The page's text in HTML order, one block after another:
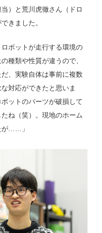
）と荒川虎徹さん（ドロ
きました。
ボットが走行する環境の
種類や性質が違うので、
、実験自体は事前に複数
対応ができたと思いま
ットのパーツが破損して
ね（笑）。現地のホーム
が……」